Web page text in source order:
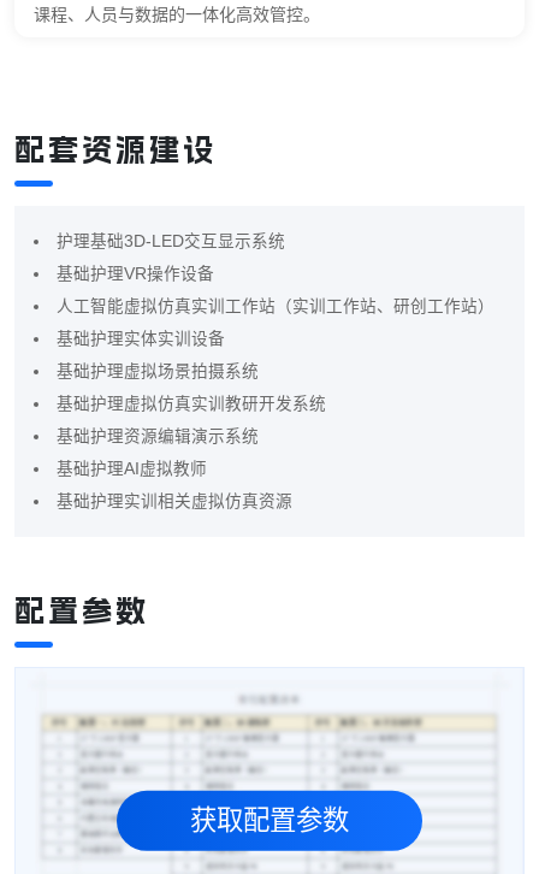
课程、人员与数据的一体化高效管控。
配套资源建设
护理基础3D-LED交互显示系统
基础护理VR操作设备
人工智能虚拟仿真实训工作站（实训工作站、研创工作站）
基础护理实体实训设备
基础护理虚拟场景拍摄系统
基础护理虚拟仿真实训教研开发系统
基础护理资源编辑演示系统
基础护理AI虚拟教师
基础护理实训相关虚拟仿真资源
配置参数
获取配置参数